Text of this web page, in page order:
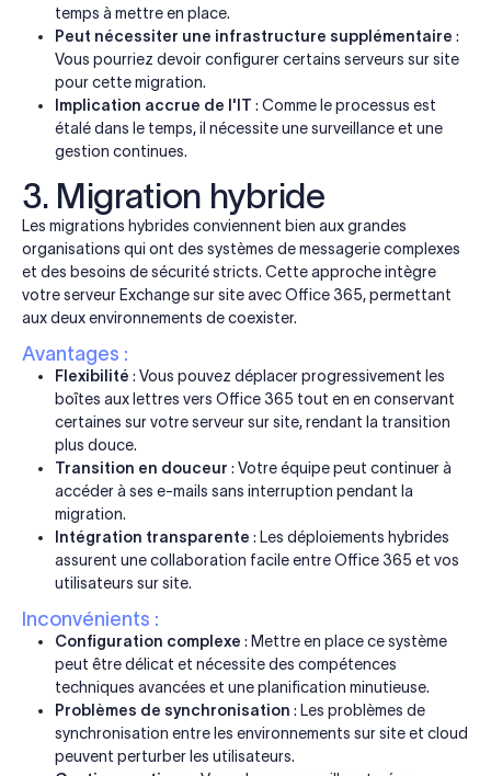
temps à mettre en place.
Peut nécessiter une infrastructure supplémentaire :
Vous pourriez devoir configurer certains serveurs sur site
pour cette migration.
Implication accrue de l'IT : Comme le processus est
étalé dans le temps, il nécessite une surveillance et une
gestion continues.
3. Migration hybride
Les migrations hybrides conviennent bien aux grandes
organisations qui ont des systèmes de messagerie complexes
et des besoins de sécurité stricts. Cette approche intègre
votre serveur Exchange sur site avec Office 365, permettant
aux deux environnements de coexister.
Avantages :
Flexibilité : Vous pouvez déplacer progressivement les
boîtes aux lettres vers Office 365 tout en en conservant
certaines sur votre serveur sur site, rendant la transition
plus douce.
Transition en douceur : Votre équipe peut continuer à
accéder à ses e-mails sans interruption pendant la
migration.
Intégration transparente : Les déploiements hybrides
assurent une collaboration facile entre Office 365 et vos
utilisateurs sur site.
Inconvénients :
Configuration complexe : Mettre en place ce système
peut être délicat et nécessite des compétences
techniques avancées et une planification minutieuse.
Problèmes de synchronisation : Les problèmes de
synchronisation entre les environnements sur site et cloud
peuvent perturber les utilisateurs.